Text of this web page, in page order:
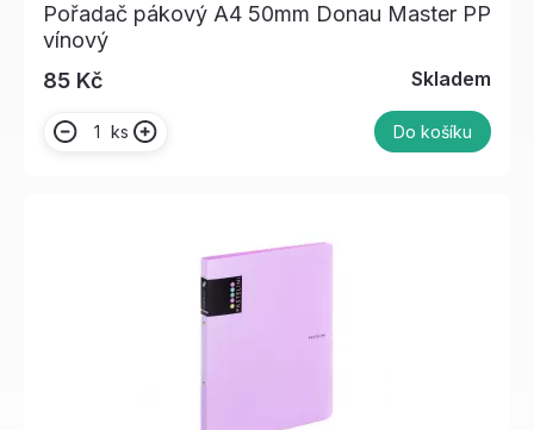
Pořadač pákový A4 50mm Donau Master PP
vínový
85 Kč
Skladem
ks Do košíku